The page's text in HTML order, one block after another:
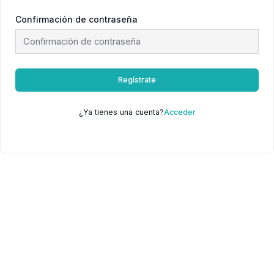
Confirmación de contraseña
Regístrate
¿Ya tienes una cuenta?Acceder